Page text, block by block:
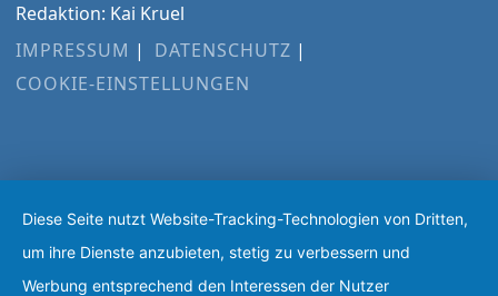
Redaktion: Kai Kruel
IMPRESSUM
DATENSCHUTZ
COOKIE-EINSTELLUNGEN
Diese Seite nutzt Website-Tracking-Technologien von Dritten,
um ihre Dienste anzubieten, stetig zu verbessern und
Werbung entsprechend den Interessen der Nutzer